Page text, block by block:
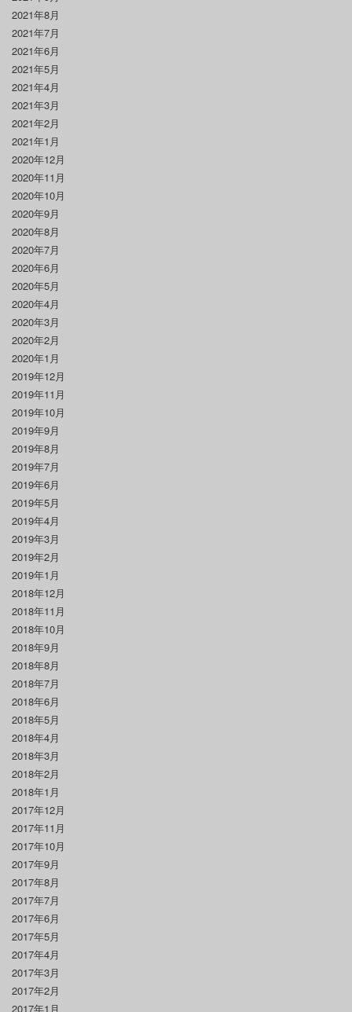
2021年8月
2021年7月
2021年6月
2021年5月
2021年4月
2021年3月
2021年2月
2021年1月
2020年12月
2020年11月
2020年10月
2020年9月
2020年8月
2020年7月
2020年6月
2020年5月
2020年4月
2020年3月
2020年2月
2020年1月
2019年12月
2019年11月
2019年10月
2019年9月
2019年8月
2019年7月
2019年6月
2019年5月
2019年4月
2019年3月
2019年2月
2019年1月
2018年12月
2018年11月
2018年10月
2018年9月
2018年8月
2018年7月
2018年6月
2018年5月
2018年4月
2018年3月
2018年2月
2018年1月
2017年12月
2017年11月
2017年10月
2017年9月
2017年8月
2017年7月
2017年6月
2017年5月
2017年4月
2017年3月
2017年2月
2017年1月